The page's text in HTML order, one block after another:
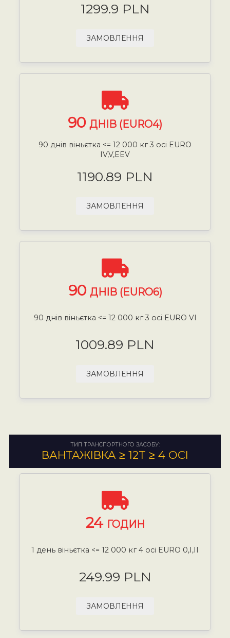
1299.9 PLN
ЗАМОВЛЕННЯ
90 ДНІВ (EURO4)
90 днів віньєтка <= 12 000 кг 3 осі EURO
IV,V,EEV
1190.89 PLN
ЗАМОВЛЕННЯ
90 ДНІВ (EURO6)
90 днів віньєтка <= 12 000 кг 3 осі EURO VI
1009.89 PLN
ЗАМОВЛЕННЯ
ТИП ТРАНСПОРТНОГО ЗАСОБУ:
ВАНТАЖІВКА ≥ 12T ≥ 4 ОСІ
24 ГОДИН
1 день віньєтка <= 12 000 кг 4 осі EURO 0,I,II
249.99 PLN
ЗАМОВЛЕННЯ